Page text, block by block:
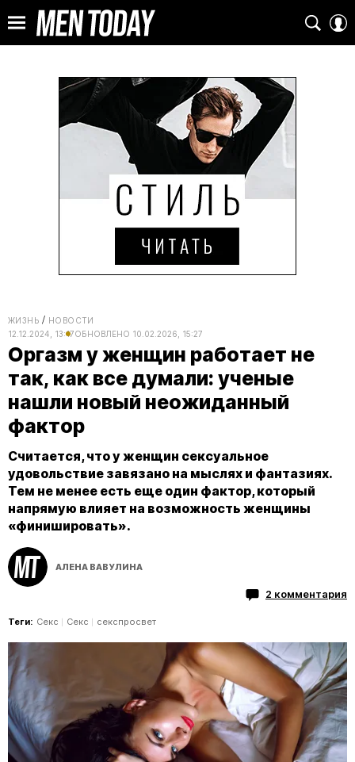
ЖИЗНЬ
НОВОСТИ
12.12.2024, 13:17ОБНОВЛЕНО 10.02.2026, 15:27
Оргазм у женщин работает не
так, как все думали: ученые
нашли новый неожиданный
фактор
Считается, что у женщин сексуальное
удовольствие завязано на мыслях и фантазиях.
Тем не менее есть еще один фактор, который
напрямую влияет на возможность женщины
«финишировать».
АЛЕНА ВАВУЛИНА
2 комментария
Теги: Секс Секс секспросвет